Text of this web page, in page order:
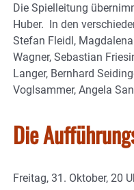
Die Spielleitung
Huber. In den
Stefan Fleidl,
Wagner, Sebastian
Langer, Bernhard
Voglsammer, Angela
Die
Freitag, 31. Oktober, 20